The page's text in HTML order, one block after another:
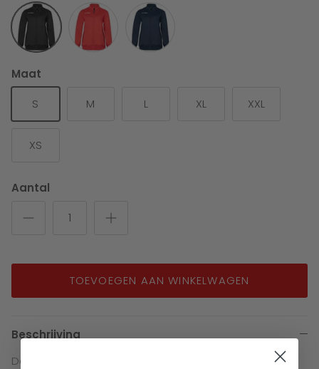
Maat
S M L XL XXL
XS
Aantal
TOEVOEGEN AAN WINKELWAGEN
Beschrijving
De Brabo F1 Jacket is een sportief trainingsjack voor,